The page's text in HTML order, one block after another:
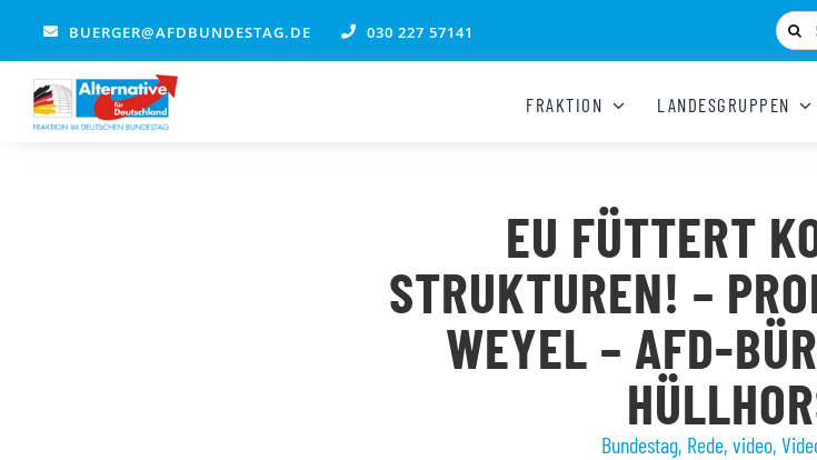
springen
BUERGER@AFDBUNDESTAG.DE 030 227 57141
nach:
FRAKTION LANDESGRUPPEN
EU FÜTTERT
STRUKTUREN! –
WEYEL – AFD-
Bundestag, Rede, video,